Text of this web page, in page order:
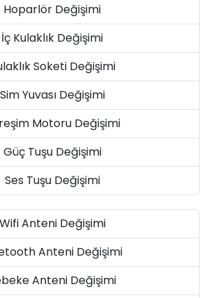
Hoparlör Değişimi
İç Kulaklık Değişimi
Soketi Değişimi
Sim Yuvası Değişimi
Motoru Değişimi
Güç Tuşu Değişimi
Ses Tuşu Değişimi
Wifi Anteni Değişimi
Anteni Değişimi
Anteni Değişimi